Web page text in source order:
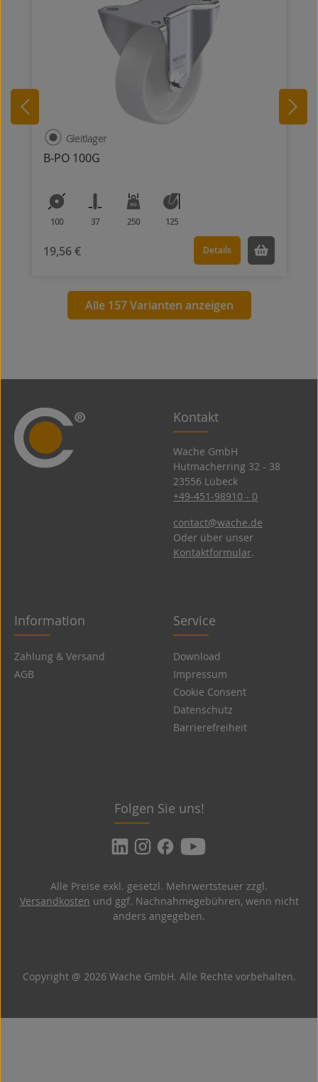
B-PO 100G
Gleitlager
100 37 250 125
19,56 € Details
Alle 157 Varianten anzeigen
Kontakt
Wache GmbH
Hutmacherring 32 ­- 38
23556 Lübeck
+49-451-98910 - 0
contact@wache.de
Oder über unser
Kontaktformular.
Information
Zahlung & Versand
AGB
Service
Download
Impressum
Cookie Consent
Datenschutz
Barrierefreiheit
Folgen Sie uns!
Copyright @ 2026 Wache GmbH. Alle Rechte vorbehalten.
Alle Preise exkl. gesetzl. Mehrwertsteuer zzgl.
Versandkosten und ggf. Nachnahmegebühren, wenn nicht
anders angegeben.